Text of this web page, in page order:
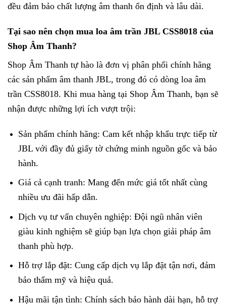
đều đảm bảo chất lượng âm thanh ổn định và lâu dài.
Tại sao nên chọn mua loa âm trần JBL CSS8018 của
Shop Âm Thanh?
Shop Âm Thanh tự hào là đơn vị phân phối chính hãng
các sản phẩm âm thanh JBL, trong đó có dòng loa âm
trần CSS8018. Khi mua hàng tại Shop Âm Thanh, bạn sẽ
nhận được những lợi ích vượt trội:
Sản phẩm chính hãng: Cam kết nhập khẩu trực tiếp từ
JBL với đầy đủ giấy tờ chứng minh nguồn gốc và bảo
hành.
Giá cả cạnh tranh: Mang đến mức giá tốt nhất cùng
nhiều ưu đãi hấp dẫn.
Dịch vụ tư vấn chuyên nghiệp: Đội ngũ nhân viên
giàu kinh nghiệm sẽ giúp bạn lựa chọn giải pháp âm
thanh phù hợp.
Hỗ trợ lắp đặt: Cung cấp dịch vụ lắp đặt tận nơi, đảm
bảo thẩm mỹ và hiệu quả.
Hậu mãi tận tình: Chính sách bảo hành dài hạn, hỗ trợ